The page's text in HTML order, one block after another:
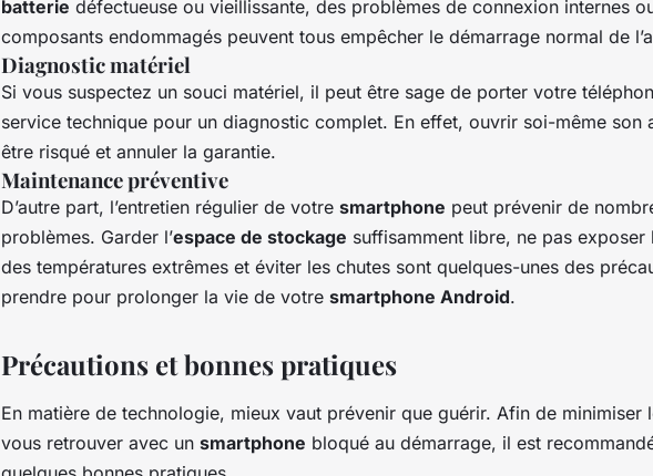
batterie défectueuse ou vieillissante, des problèmes de connexion internes
composants endommagés peuvent tous empêcher le démarrage normal de
Diagnostic matériel
Si vous suspectez un souci matériel, il peut être sage de porter votre
service technique pour un diagnostic complet. En effet, ouvrir soi-même son
être risqué et annuler la garantie.
Maintenance préventive
D’autre part, l’entretien régulier de votre smartphone peut prévenir de
problèmes. Garder l’espace de stockage suffisamment libre, ne pas exposer
des températures extrêmes et éviter les chutes sont quelques-unes des
prendre pour prolonger la vie de votre smartphone Android.
Précautions et bonnes pratiques
En matière de technologie, mieux vaut prévenir que guérir. Afin de minimiser
vous retrouver avec un smartphone bloqué au démarrage, il est